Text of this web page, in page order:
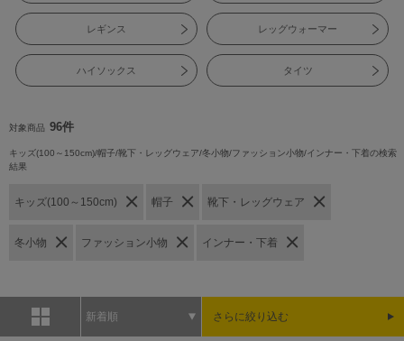
レギンス レッグウォーマー
ハイソックス タイツ
対象商品 96件
キッズ(100～150cm)/帽子/靴下・レッグウェア/冬小物/ファッション小物/インナー・下着の検索
結果
キッズ(100～150cm) 帽子 靴下・レッグウェア
冬小物 ファッション小物 インナー・下着
新着順 さらに絞り込む